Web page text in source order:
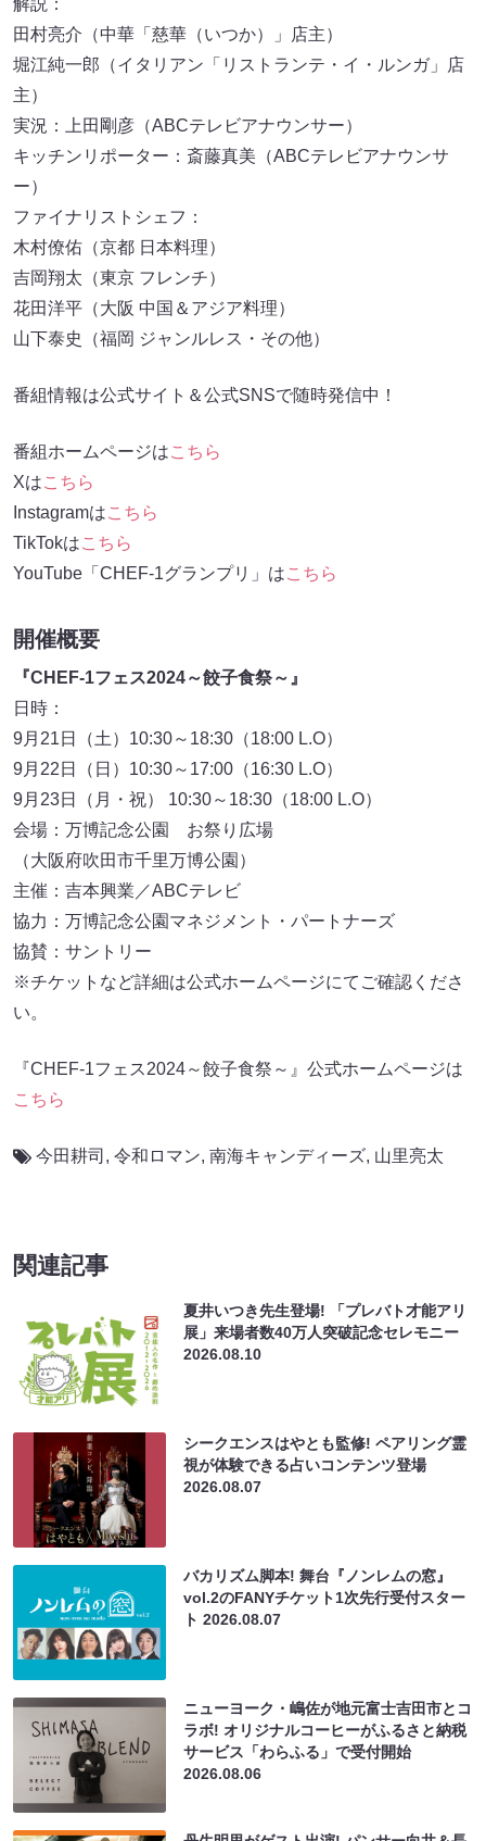
田村亮介（中華「慈華（いつか）」店主）
堀江純一郎（イタリアン「リストランテ・イ・ルンガ」店
主）
実況：上田剛彦（ABCテレビアナウンサー）
キッチンリポーター：斎藤真美（ABCテレビアナウンサ
ー）
ファイナリストシェフ：
木村僚佑（京都 日本料理）
吉岡翔太（東京 フレンチ）
花田洋平（大阪 中国＆アジア料理）
山下泰史（福岡 ジャンルレス・その他）
番組情報は公式サイト＆公式SNSで随時発信中！
番組ホームページはこちら
Xはこちら
Instagramはこちら
TikTokはこちら
YouTube「CHEF-1グランプリ」はこちら
開催概要
『CHEF-1フェス2024～餃子食祭～』
日時：
9月21日（土）10:30～18:30（18:00 L.O）
9月22日（日）10:30～17:00（16:30 L.O）
9月23日（月・祝） 10:30～18:30（18:00 L.O）
会場：万博記念公園 お祭り広場
（大阪府吹田市千里万博公園）
主催：吉本興業／ABCテレビ
協力：万博記念公園マネジメント・パートナーズ
協賛：サントリー
※チケットなど詳細は公式ホームページにてご確認くださ
い。
『CHEF-1フェス2024～餃子食祭～』公式ホームページは
こちら
今田耕司 , 令和ロマン, 南海キャンディーズ, 山里亮太
関連記事
夏井いつき先生登場! 「プレバト才能アリ
展」来場者数40万人突破記念セレモニー
2026.08.10
シークエンスはやとも監修! ペアリング霊
視が体験できる占いコンテンツ登場
2026.08.07
バカリズム脚本! 舞台『ノンレムの窓』
vol.2のFANYチケット1次先行受付スター
ト2026.08.07
ニューヨーク・嶋佐が地元富士吉田市とコ
ラボ! オリジナルコーヒーがふるさと納税
サービス「わらふる」で受付開始
2026.08.06